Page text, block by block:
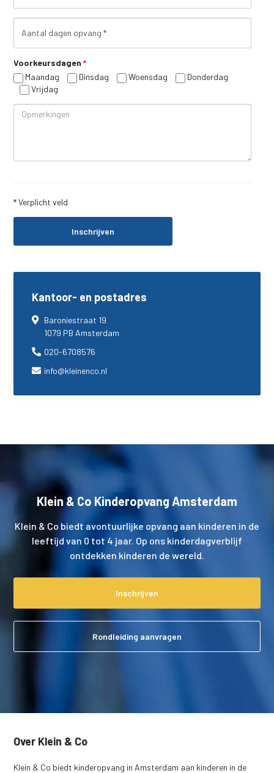
dagen
Voorkeursdagen*
Maandag
Dinsdag Woensdag
Donderdag
Vrijdag
* Verplicht veld
Kantoor- en postadres
Baroniestraat 19
1079 PB Amsterdam
020-6708576
info@kleinenco.nl
Klein & Co Kinderopvang Amsterdam
Klein & Co biedt avontuurlijke opvang aan kinderen in de
leeftijd van 0 tot 4 jaar. Op ons kinderdagverblijf
ontdekken kinderen de wereld.
Inschrijven
Rondleiding aanvragen
Over Klein & Co
Klein & Co biedt kinderopvang in Amsterdam aan kinderen in de